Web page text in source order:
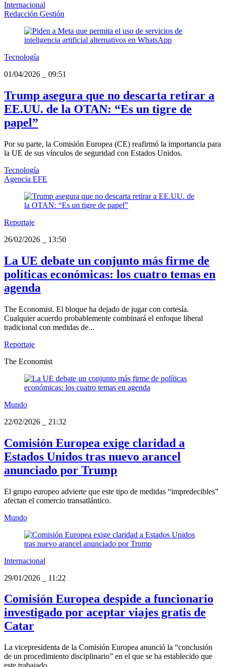
Internacional
Redacción Gestión
Tecnología
01/04/2026
09:51
Trump asegura que no descarta retirar a
EE.UU. de la OTAN: “Es un tigre de
papel”
Por su parte, la Comisión Europea (CE) reafirmó la importancia para
la UE de sus vínculos de seguridad con Estados Unidos.
Tecnología
Agencia EFE
Reportaje
26/02/2026
13:50
La UE debate un conjunto más firme de
políticas económicas: los cuatro temas en
agenda
The Economist. El bloque ha dejado de jugar con cortesía.
Cualquier acuerdo probablemente combinará el enfoque liberal
tradicional con medidas de...
Reportaje
The Economist
Mundo
22/02/2026
21:32
Comisión Europea exige claridad a
Estados Unidos tras nuevo arancel
anunciado por Trump
El grupo europeo advierte que este tipo de medidas “impredecibles”
afectan el comercio transatlántico.
Mundo
Internacional
29/01/2026
11:22
Comisión Europea despide a funcionario
investigado por aceptar viajes gratis de
Catar
La vicepresidenta de la Comisión Europea anunció la “conclusión
de un procedimiento disciplinario” en el que se ha establecido que